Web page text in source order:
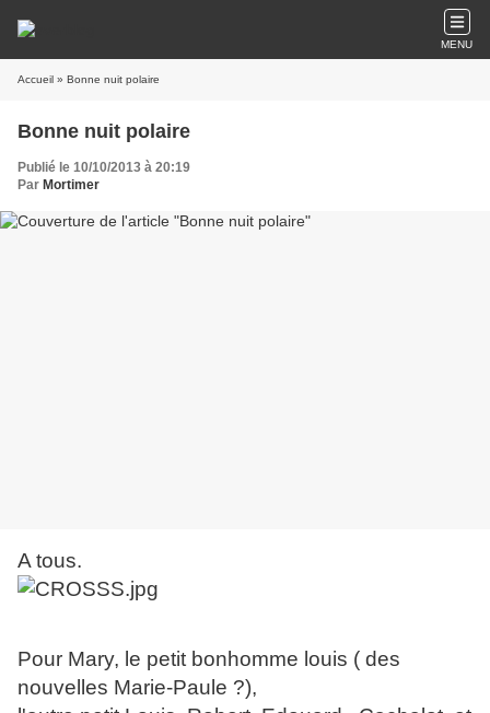
MENU
Accueil » Bonne nuit polaire
Bonne nuit polaire
Publié le 10/10/2013 à 20:19
Par Mortimer
A tous.
Pour Mary, le petit bonhomme louis ( des
nouvelles Marie-Paule ?),